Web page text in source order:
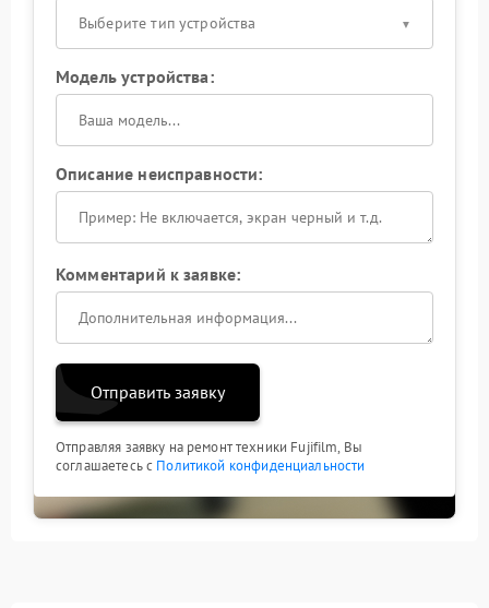
Выберите тип устройства
Модель устройства:
Описание неисправности:
Комментарий к заявке:
Отправить заявку
Отправляя заявку на ремонт техники Fujifilm, Вы
соглашаетесь с Политикой конфиденциальности